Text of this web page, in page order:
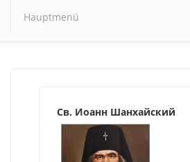
Св. Иоанн Шанхайский